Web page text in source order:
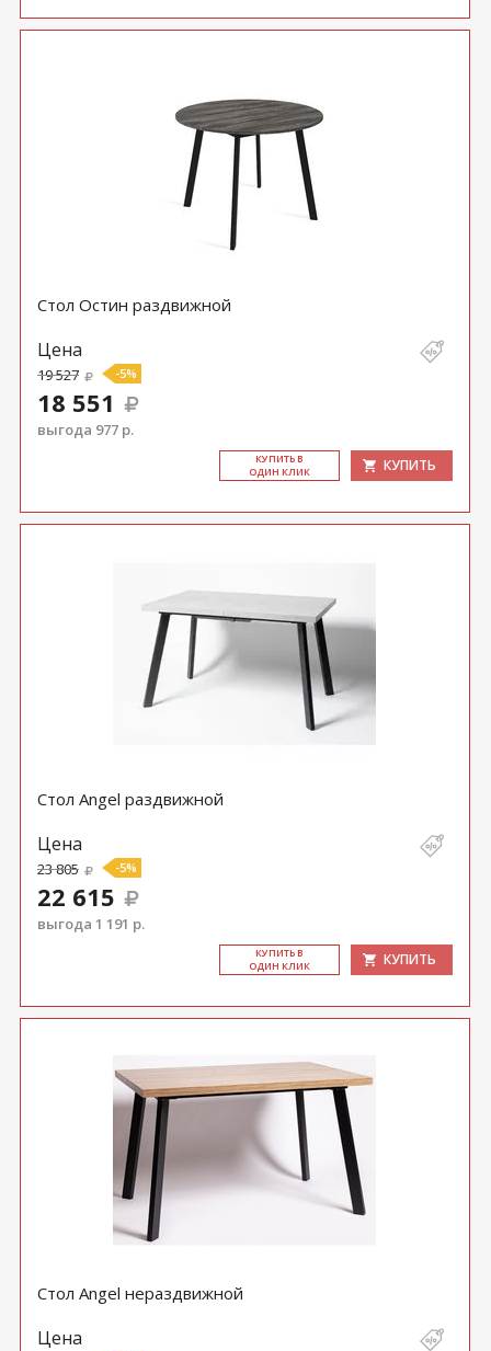
Стол Остин раздвижной
Цена
19 527 -5%
18 551
выгода 977 р.
КУ­ПИТЬ В
ОДИН КЛИК
КУПИТЬ
Стол Angel раздвижной
Цена
23 805 -5%
22 615
выгода 1 191 р.
КУ­ПИТЬ В
ОДИН КЛИК
КУПИТЬ
Стол Angel нераздвижной
Цена